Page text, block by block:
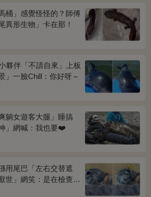
桶」感覺怪怪的？師傅
異形生物」卡在那！
夥伴「不請自來」上板
一臉Chill：你好呀～
躺女遊客大腿」睡搞
」網喊：我也要❤️
用尾巴「左右交替遮
」網笑：是在檢查視